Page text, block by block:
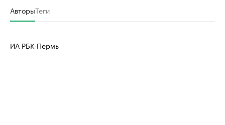
АвторыТеги
ИА РБК-Пермь